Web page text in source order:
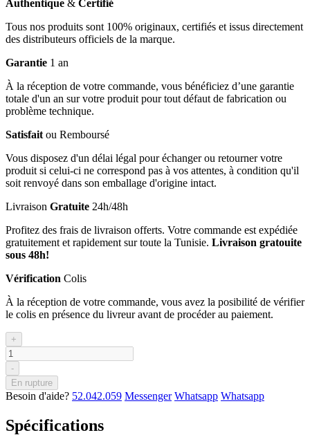
Authentique & Certifié
Tous nos produits sont 100% originaux, certifiés et issus directement
des distributeurs officiels de la marque.
Garantie 1 an
À la réception de votre commande, vous bénéficiez d’une garantie
totale d'un an sur votre produit pour tout défaut de fabrication ou
problème technique.
Satisfait ou Remboursé
Vous disposez d'un délai légal pour échanger ou retourner votre
produit si celui-ci ne correspond pas à vos attentes, à condition qu'il
soit renvoyé dans son emballage d'origine intact.
Livraison Gratuite 24h/48h
Profitez des frais de livraison offerts. Votre commande est expédiée
gratuitement et rapidement sur toute la Tunisie. Livraison gratouite
sous 48h!
Vérification Colis
À la réception de votre commande, vous avez la posibilité de vérifier
le colis en présence du livreur avant de procéder au paiement.
+
-
En rupture
Besoin d'aide? 52.042.059 Messenger Whatsapp Whatsapp
Spécifications